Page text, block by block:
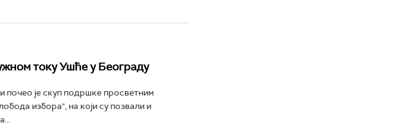
току Ушће у Београду
је скуп подршке просветним
избора", на који су позвали и